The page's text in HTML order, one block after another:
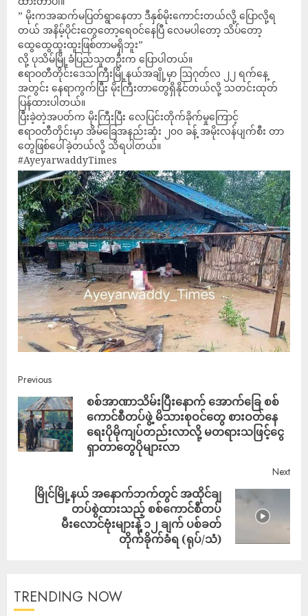
” မိုးကအဆက်မပြတ်ရွာနေတာ ဒီနှစ်မိုးကောင်းတယ်လို့ ပြောလို့ရ
တယ် အနိမ့်ပိုင်းတွေတော့ရေဝင်နေပြီ လေမပါတော့ သိပ်တော့
ထွေထွေထူးထူးဖြစ်တာမရှိဘူး”
လို့ ပုသိမ်မြို့ခံပြည်သူတဦးက ပြောပါတယ်။
ဧရာဝတီတိုင်းဒေသကြီးမြို့နယ်အချို့မှာ ဩဂုတ်လ ၂၂ ရက်နေ့
အတွင်း နေရာကွက်ပြီး မိုးကြီးတာတွေရှိနိုင်တယ်လို့ သတင်းထုတ်
ပြန်ထားပါတယ်။
ပြီးခဲ့တဲ့အပတ်က မိုးကြီးပြီး လေပြင်းတိုက်ခိုက်မှုကြောင့်
ဧရာဝတီတိုင်းမှာ အိမ်ခြေအနည်းဆုံး ၂၀၀ ခန့် အမိုးလန်ပျက်စီး တာ
တွေဖြစ်ပေါ်ခဲ့တယ်လို့ သိရပါတယ်။
#AyeyarwaddyTimes
Previous
စစ်အာဏာသိမ်းပြီးနောက် အောက်ခြေ စစ်
ကောင်စီတပ်ဖွဲ့ မိသားစုဝင်တွေ စားဝတ်နေ
ရေးပိုမိုကျပ်တည်းလာလို့ မတရားသဖြင့်ငွေ
ရှာတာတွေပိုများလာ
Next
မြိုင်မြို့နယ် အနောက်ဘက်တွင် အထိုင်ချ
တပ်စွဲထားသည့် စစ်ကောင်စီတပ်
မီးလောင်ဗုံးများနဲ့ ၁၂ ချက် ပစ်ခတ်
တိုက်ခိုက်ခံရ (ရုပ်/သံ)
TRENDING NOW